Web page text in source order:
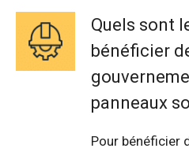
Quels sont
bénéficier
panneaux
Pour bénéficier